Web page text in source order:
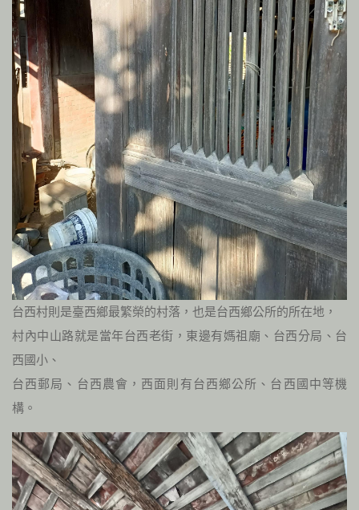
台西村則是臺西鄉最繁榮的村落，也是台西鄉公所的所在地，
村內中山路就是當年台西老街，東邊有媽祖廟、台西分局、台
西國小、
台西郵局、台西農會，西面則有台西鄉公所、台西國中等機
構。